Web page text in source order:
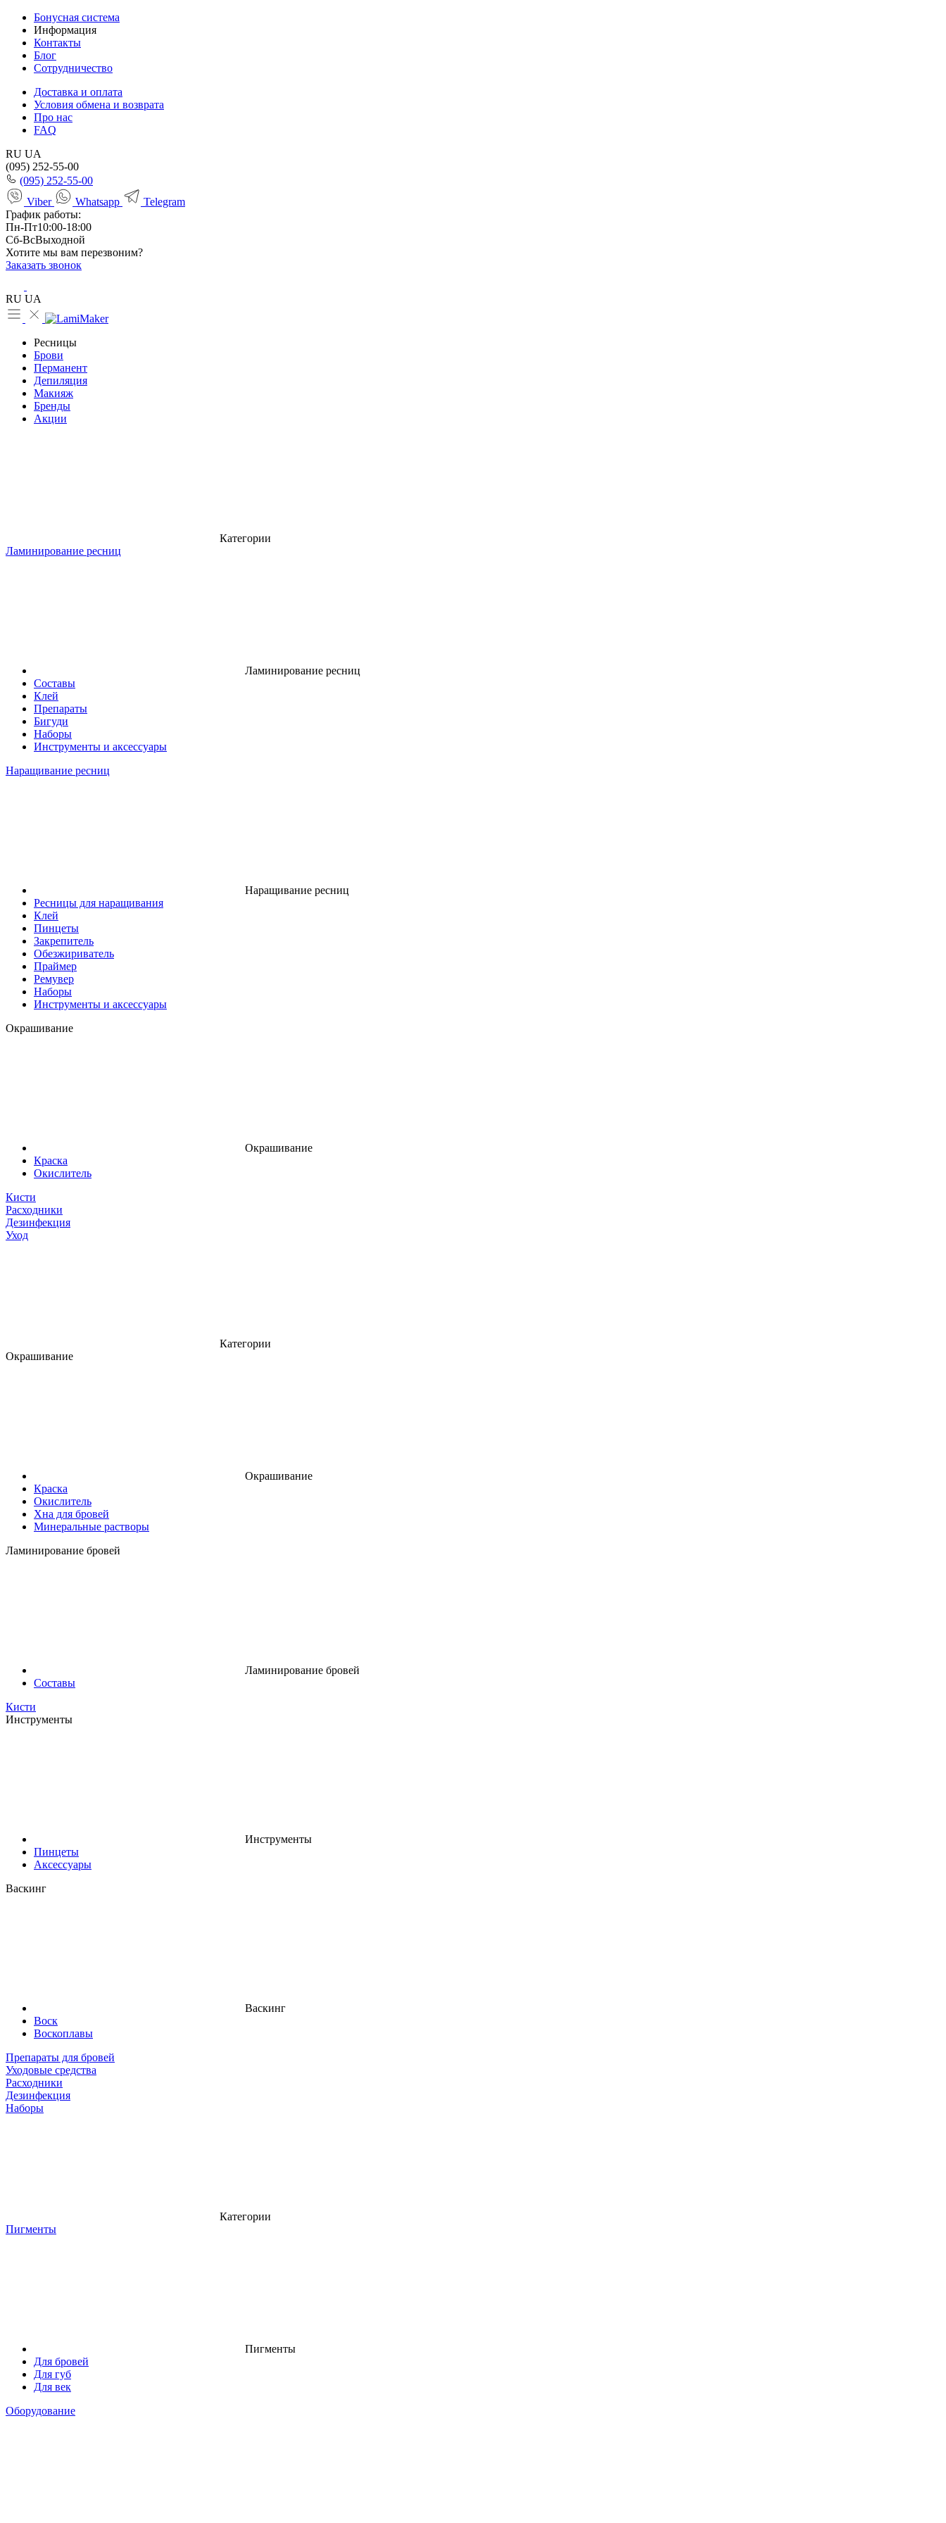
Бонусная система
Информация
Контакты
Блог
Сотрудничество
Доставка и оплата
Условия обмена и возврата
Про нас
FAQ
RU UA
(095) 252-55-00
(095) 252-55-00
Viber
Whatsapp
Telegram
График работы:
Пн-Пт10:00-18:00
Сб-ВсВыходной
Хотите мы вам перезвоним?
Заказать звонок
RU UA
Ресницы
Брови
Перманент
Депиляция
Макияж
Бренды
Акции
Категории
Ламинирование ресниц
Ламинирование ресниц
Составы
Клей
Препараты
Бигуди
Наборы
Инструменты и аксессуары
Наращивание ресниц
Наращивание ресниц
Ресницы для наращивания
Клей
Пинцеты
Закрепитель
Обезжириватель
Праймер
Ремувер
Наборы
Инструменты и аксессуары
Окрашивание
Окрашивание
Краска
Окислитель
Кисти
Расходники
Дезинфекция
Уход
Категории
Окрашивание
Окрашивание
Краска
Окислитель
Хна для бровей
Минеральные растворы
Ламинирование бровей
Ламинирование бровей
Составы
Кисти
Инструменты
Инструменты
Пинцеты
Аксессуары
Васкинг
Васкинг
Воск
Воскоплавы
Препараты для бровей
Уходовые средства
Расходники
Дезинфекция
Наборы
Категории
Пигменты
Пигменты
Для бровей
Для губ
Для век
Оборудование